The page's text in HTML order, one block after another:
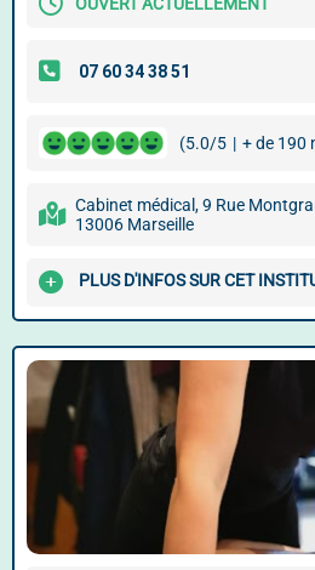
(5.0/5 | + de 190
Cabinet médical, 9 Rue
13006 Marseille
PLUS D'INFOS SUR CET